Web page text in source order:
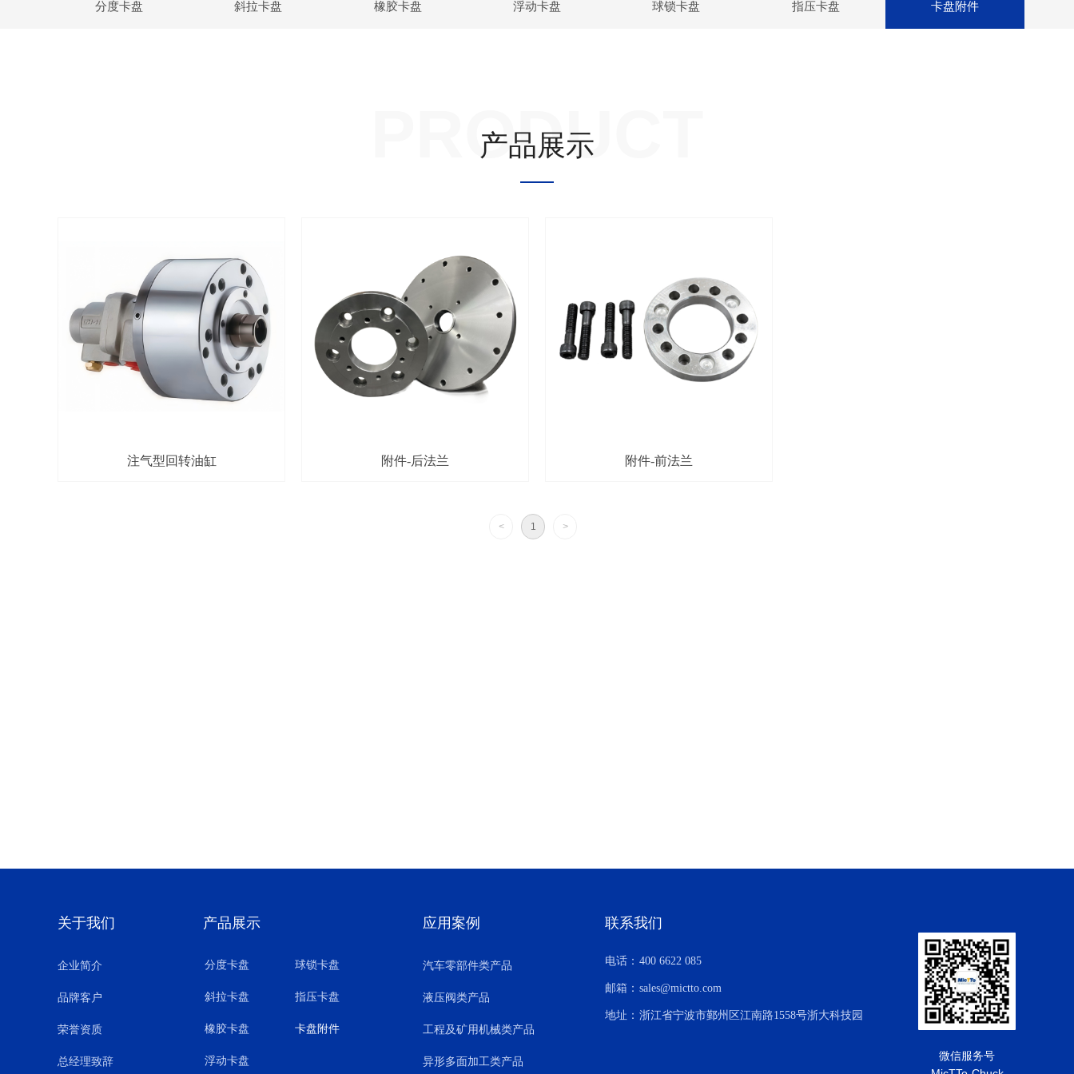
分度卡盘 斜拉卡盘 橡胶卡盘 浮动卡盘 球锁卡盘 指压卡盘 卡盘附件
PRODUCT
产品展示
注气型回转油缸 附件-后法兰 附件-前法兰
< 1 >
关于我们
企业简介
品牌客户
荣誉资质
总经理致辞
产品展示
分度卡盘
斜拉卡盘
橡胶卡盘
浮动卡盘
球锁卡盘
指压卡盘
卡盘附件
应用案例
汽车零部件类产品
液压阀类产品
工程及矿用机械类产品
异形多面加工类产品
联系我们
电话： 400 6622 085
邮箱： sales@mictto.com
地址： 浙江省宁波市鄞州区江南路1558号浙大科技园
微信服务号